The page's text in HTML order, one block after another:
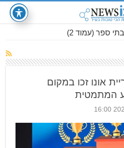
בתי ספר (עמוד 2)
אונו זכו במקום
המתמטית